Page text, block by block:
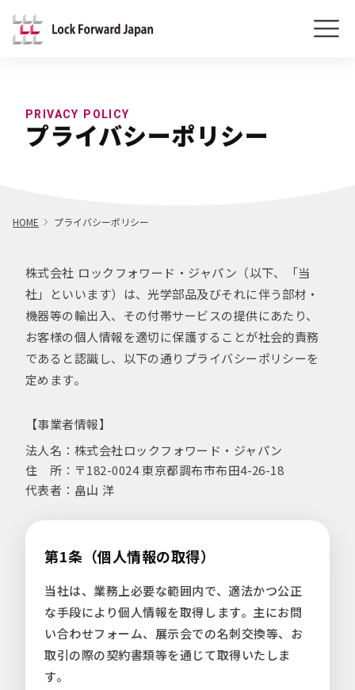
PRIVACY POLICY
プライバシーポリシー
HOME プライバシーポリシー
株式会社 ロックフォワード・ジャパン（以下、「当
社」といいます）は、光学部品及びそれに伴う部材・
機器等の輸出入、その付帯サービスの提供にあたり、
お客様の個人情報を適切に保護することが社会的責務
であると認識し、以下の通りプライバシーポリシーを
定めます。
【事業者情報】
法人名
株式会社ロックフォワード・ジャパン
住 所
〒182-0024 東京都調布市布田4-26-18
代表者
畠山 洋
第1条（個人情報の取得）
当社は、業務上必要な範囲内で、適法かつ公正
な手段により個人情報を取得します。主にお問
い合わせフォーム、展示会での名刺交換等、お
取引の際の契約書類等を通じて取得いたしま
す。